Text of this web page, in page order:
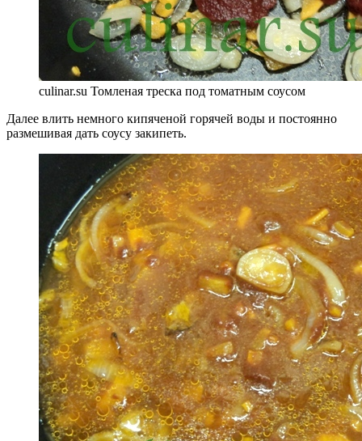
culinar.su Томленая треска под томатным соусом
Далее влить немного кипяченой горячей воды и постоянно
размешивая дать соусу закипеть.